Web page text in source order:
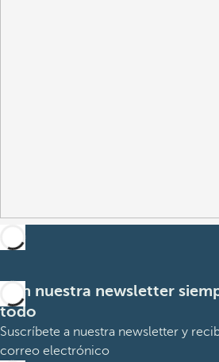
Con nuestra newsletter
todo
Suscríbete a nuestra newsletter y
correo electrónico